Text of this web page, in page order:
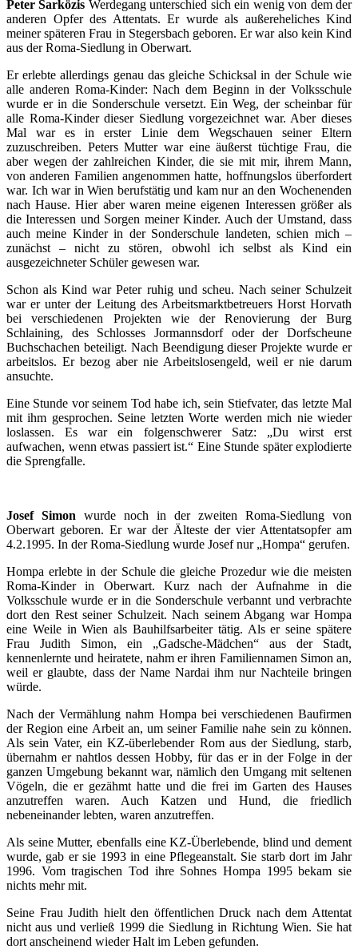
Peter Sarközis Werdegang unterschied sich ein wenig von dem der
anderen Opfer des Attentats. Er wurde als außereheliches Kind
meiner späteren Frau in Stegersbach geboren. Er war also kein Kind
aus der Roma-Siedlung in Oberwart.
Er erlebte allerdings genau das gleiche Schicksal in der Schule wie
alle anderen Roma-Kinder: Nach dem Beginn in der Volksschule
wurde er in die Sonderschule versetzt. Ein Weg, der scheinbar für
alle Roma-Kinder dieser Siedlung vorgezeichnet war. Aber dieses
Mal war es in erster Linie dem Wegschauen seiner Eltern
zuzuschreiben. Peters Mutter war eine äußerst tüchtige Frau, die
aber wegen der zahlreichen Kinder, die sie mit mir, ihrem Mann,
von anderen Familien angenommen hatte, hoffnungslos überfordert
war. Ich war in Wien berufstätig und kam nur an den Wochenenden
nach Hause. Hier aber waren meine eigenen Interessen größer als
die Interessen und Sorgen meiner Kinder. Auch der Umstand, dass
auch meine Kinder in der Sonderschule landeten, schien mich –
zunächst – nicht zu stören, obwohl ich selbst als Kind ein
ausgezeichneter Schüler gewesen war.
Schon als Kind war Peter ruhig und scheu. Nach seiner Schulzeit
war er unter der Leitung des Arbeitsmarktbetreuers Horst Horvath
bei verschiedenen Projekten wie der Renovierung der Burg
Schlaining, des Schlosses Jormannsdorf oder der Dorfscheune
Buchschachen beteiligt. Nach Beendigung dieser Projekte wurde er
arbeitslos. Er bezog aber nie Arbeitslosengeld, weil er nie darum
ansuchte.
Eine Stunde vor seinem Tod habe ich, sein Stiefvater, das letzte Mal
mit ihm gesprochen. Seine letzten Worte werden mich nie wieder
loslassen. Es war ein folgenschwerer Satz: „Du wirst erst
aufwachen, wenn etwas passiert ist.“ Eine Stunde später explodierte
die Sprengfalle.
Josef Simon wurde noch in der zweiten Roma-Siedlung von
Oberwart geboren. Er war der Älteste der vier Attentatsopfer am
4.2.1995. In der Roma-Siedlung wurde Josef nur „Hompa“ gerufen.
Hompa erlebte in der Schule die gleiche Prozedur wie die meisten
Roma-Kinder in Oberwart. Kurz nach der Aufnahme in die
Volksschule wurde er in die Sonderschule verbannt und verbrachte
dort den Rest seiner Schulzeit. Nach seinem Abgang war Hompa
eine Weile in Wien als Bauhilfsarbeiter tätig. Als er seine spätere
Frau Judith Simon, ein „Gadsche-Mädchen“ aus der Stadt,
kennenlernte und heiratete, nahm er ihren Familiennamen Simon an,
weil er glaubte, dass der Name Nardai ihm nur Nachteile bringen
würde.
Nach der Vermählung nahm Hompa bei verschiedenen Baufirmen
der Region eine Arbeit an, um seiner Familie nahe sein zu können.
Als sein Vater, ein KZ-überlebender Rom aus der Siedlung, starb,
übernahm er nahtlos dessen Hobby, für das er in der Folge in der
ganzen Umgebung bekannt war, nämlich den Umgang mit seltenen
Vögeln, die er gezähmt hatte und die frei im Garten des Hauses
anzutreffen waren. Auch Katzen und Hund, die friedlich
nebeneinander lebten, waren anzutreffen.
Als seine Mutter, ebenfalls eine KZ-Überlebende, blind und dement
wurde, gab er sie 1993 in eine Pflegeanstalt. Sie starb dort im Jahr
1996. Vom tragischen Tod ihre Sohnes Hompa 1995 bekam sie
nichts mehr mit.
Seine Frau Judith hielt den öffentlichen Druck nach dem Attentat
nicht aus und verließ 1999 die Siedlung in Richtung Wien. Sie hat
dort anscheinend wieder Halt im Leben gefunden.